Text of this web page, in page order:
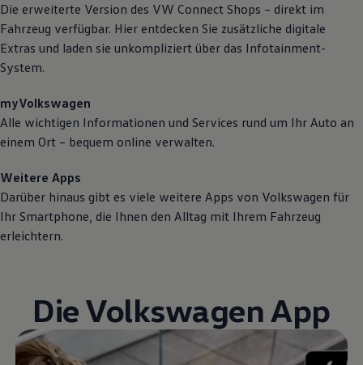
Die erweiterte Version des VW Connect Shops – direkt im
Fahrzeug verfügbar. Hier entdecken Sie zusätzliche digitale
Extras und laden sie unkompliziert über das Infotainment-
System.
myVolkswagen
Alle wichtigen Informationen und Services rund um Ihr Auto an
einem Ort – bequem online verwalten.
Weitere Apps
Darüber hinaus gibt es viele weitere Apps von Volkswagen für
Ihr Smartphone, die Ihnen den Alltag mit Ihrem Fahrzeug
erleichtern.
DieVolkswagenApp